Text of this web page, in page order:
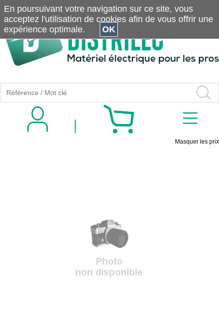
Masquer les prix
En poursuivant votre navigation sur ce site, vous
acceptez l'utilisation de cookies afin de vous offrir une
expérience optimale.
OK